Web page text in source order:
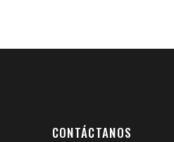
CONTÁCTANOS